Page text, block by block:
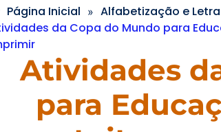
Página Inicial » Alfabetização e
da Copa do Mundo para
Atividades
para